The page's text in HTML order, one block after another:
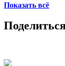
Показать всё